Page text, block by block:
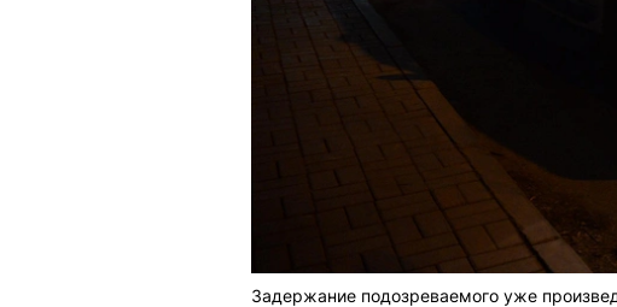
Задержание подозреваемого уже